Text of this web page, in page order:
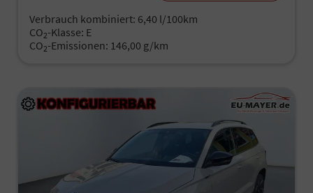
Verbrauch kombiniert: 6,40 l/100km
CO2-Klasse: E
CO2-Emissionen: 146,00 g/km